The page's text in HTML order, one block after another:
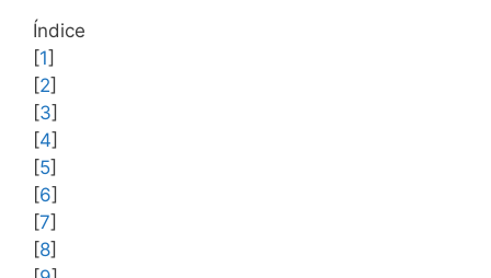
Índice
[1]
[2]
[3]
[4]
[5]
[6]
[7]
[8]